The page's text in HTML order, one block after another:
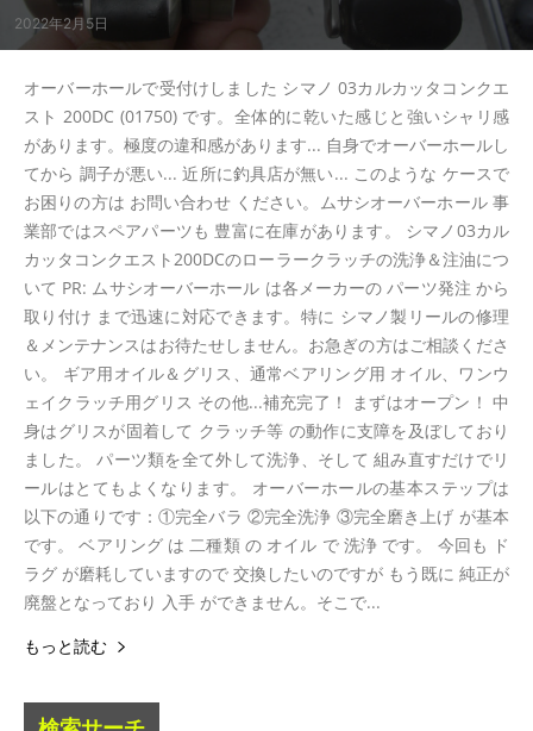
2022年2月5日
オーバーホールで受付けしました シマノ 03カルカッタコンクエ
スト 200DC (01750) です。全体的に乾いた感じと強いシャリ感
があります。極度の違和感があります... 自身でオーバーホールし
てから 調子が悪い... 近所に釣具店が無い... このような ケースで
お困りの方は お問い合わせ ください。ムサシオーバーホール 事
業部ではスペアパーツも 豊富に在庫があります。 シマノ03カル
カッタコンクエスト200DCのローラークラッチの洗浄＆注油につ
いて PR: ムサシオーバーホール は各メーカーの パーツ発注 から
取り付け まで迅速に対応できます。特に シマノ製リールの修理
＆メンテナンスはお待たせしません。お急ぎの方はご相談くださ
い。 ギア用オイル＆グリス、通常ベアリング用 オイル、ワンウ
ェイクラッチ用グリス その他...補充完了！ まずはオープン！ 中
身はグリスが固着して クラッチ等 の動作に支障を及ぼしており
ました。 パーツ類を全て外して洗浄、そして 組み直すだけでリ
ールはとてもよくなります。 オーバーホールの基本ステップは
以下の通りです：①完全バラ ②完全洗浄 ③完全磨き上げ が基本
です。 ベアリング は 二種類 の オイル で 洗浄 です。 今回も ド
ラグ が磨耗していますので 交換したいのですが もう既に 純正が
廃盤となっており 入手 ができません。そこで...
もっと読む